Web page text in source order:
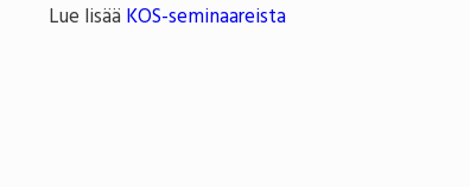
Lue lisää KOS-seminaareista